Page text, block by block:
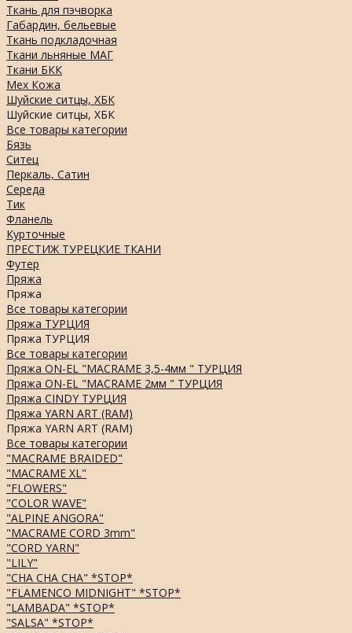
Ткань для пэчворка
Габардин, бельевые
Ткань подкладочная
Ткани льняные МАГ
Ткани БКК
Мех Кожа
Шуйские ситцы, ХБК
Шуйские ситцы, ХБК
Все товары категории
Бязь
Ситец
Перкаль, Сатин
Середа
Тик
Фланель
Курточные
ПРЕСТИЖ ТУРЕЦКИЕ ТКАНИ
Футер
Пряжа
Пряжа
Все товары категории
Пряжа ТУРЦИЯ
Пряжа ТУРЦИЯ
Все товары категории
Пряжа ON-EL "MACRAME 3,5-4мм " ТУРЦИЯ
Пряжа ON-EL "MACRAME 2мм " ТУРЦИЯ
Пряжа CINDY ТУРЦИЯ
Пряжа YARN ART (RAM)
Пряжа YARN ART (RAM)
Все товары категории
"MACRAME BRAIDED"
"MACRAME XL"
"FLOWERS"
"COLOR WAVE"
"ALPINE ANGORA"
"MACRAME CORD 3mm"
"CORD YARN"
"LILY"
"CHA CHA CHA" *STOP*
"FLAMENCO MIDNIGHT" *STOP*
"LAMBADA" *STOP*
"SALSA" *STOP*